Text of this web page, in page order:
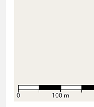
0 100 m